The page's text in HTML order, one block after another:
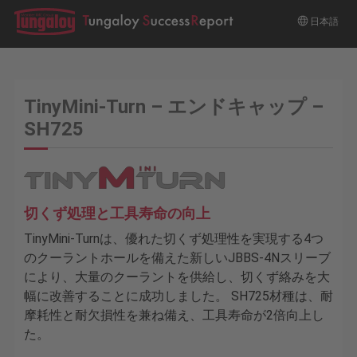
日本語
TinyMini-Turn – エンドキャップ –
SH725
切くず処理と工具寿命の向上
TinyMini-Turnは、優れた切くず処理性を実現する4つ
のクーラントホールを備えた新しいJBBS-4Nスリーブ
により、大量のクーラントを供給し、切くず絡みを大
幅に改善することに成功しました。 SH725材種は、耐
摩耗性と耐欠損性を兼ね備え、工具寿命が2倍向上し
た。